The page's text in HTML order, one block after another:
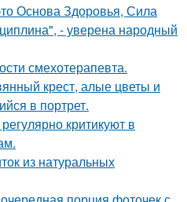
Основа Здоровья, Сила
- уверена народный
смехотерапевта.
крест, алые цветы и
в портрет.
критикуют в
из натуральных